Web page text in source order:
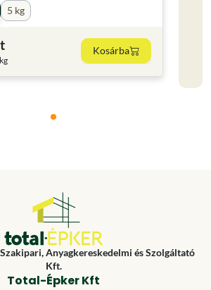
5 kg
Kosárba
Anyagkereskedelmi és Szolgáltató
Kft.
Total-Épker Kft